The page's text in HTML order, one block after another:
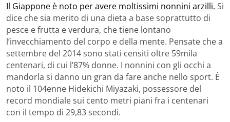
Il Giappone è noto per avere moltissimi nonnini arzilli. Si
dice che sia merito di una dieta a base soprattutto di
pesce e frutta e verdura, che tiene lontano
l’invecchiamento del corpo e della mente. Pensate che a
settembre del 2014 sono stati censiti oltre 59mila
centenari, di cui l’87% donne. I nonnini con gli occhi a
mandorla si danno un gran da fare anche nello sport. È
noto il 104enne Hidekichi Miyazaki, possessore del
record mondiale sui cento metri piani fra i centenari
con il tempo di 29,83 secondi.